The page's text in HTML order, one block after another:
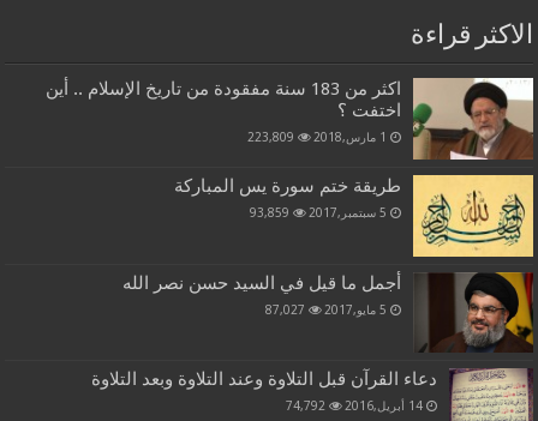
الاكثر قراءة
اكثر من 183 سنة مفقودة من تاريخ الإسلام .. أين
اختفت ؟
1 مارس,2018 223,809
طريقة ختم سورة يس المباركة
5 سبتمبر,2017 93,859
أجمل ما قيل في السيد حسن نصر الله
5 مايو,2017 87,027
دعاء القرآن قبل التلاوة وعند التلاوة وبعد التلاوة
14 أبريل,2016 74,792